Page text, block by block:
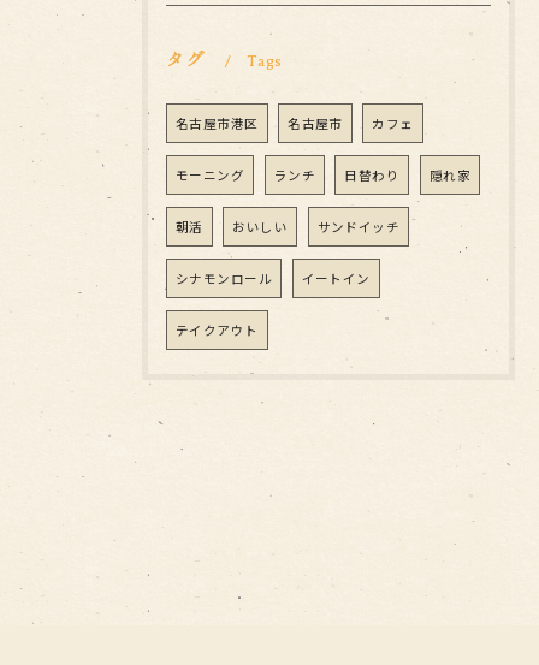
タグ Tags
名古屋市港区 名古屋市 カフェ
モーニング ランチ 日替わり 隠れ家
朝活 おいしい サンドイッチ
シナモンロール イートイン
テイクアウト